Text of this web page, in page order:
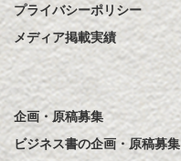
プライバシーポリシー
メディア掲載実績
企画・原稿募集
ビジネス書の企画・原稿募集